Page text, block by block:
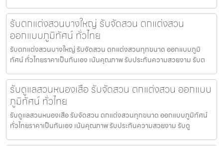
รับตกแต่งสวนบางใหญ่ รับจัดสวน ตกแต่งสวน
ออกแบบภูมิทัศน์ ทั่วไทย
รับตกแต่งสวนบางใหญ่ รับจัดสวน ตกแต่งสวนทุกขนาด ออกแบบภูมิ
ทัศน์ ทั่วไทยราคาเป็นกันเอง เน้นคุณภาพ รับประกันความสวยงาม รับต
รับดูแลสวนหนองเสือ รับจัดสวน ตกแต่งสวน ออกแบบ
ภูมิทัศน์ ทั่วไทย
รับดูแลสวนหนองเสือ รับจัดสวน ตกแต่งสวนทุกขนาด ออกแบบภูมิทัศน์
ทั่วไทยราคาเป็นกันเอง เน้นคุณภาพ รับประกันความสวยงาม รับดู